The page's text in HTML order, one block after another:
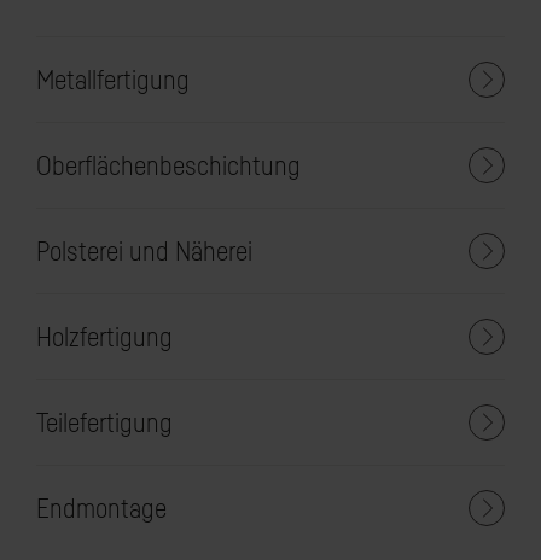
Metallfertigung
Oberflächenbeschichtung
Polsterei und Näherei
Holzfertigung
Teilefertigung
Endmontage